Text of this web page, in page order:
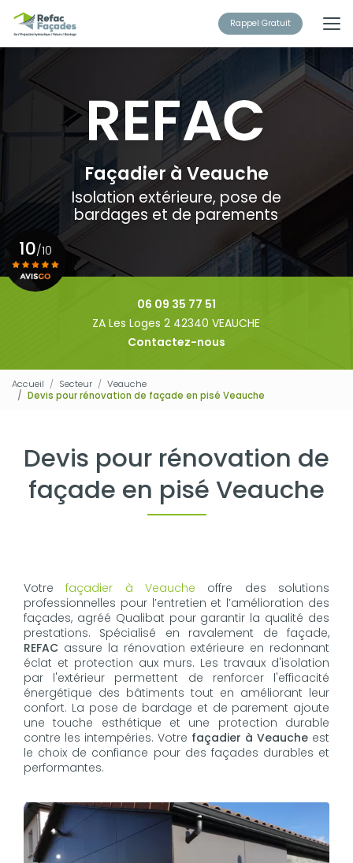
au
contenu
principal
Rappel Gratuit
Façadier à Veauche
Isolation extérieure, pose de
bardages et de parements
06 09 35 77 51
ZA Les Loges 2 42340 VEAUCHE
Contactez-nous
10/10
Accueil Secteur
Veauche
Devis pour rénovation de façade en pisé Veauche
Devis pour rénovation de
façade en pisé Veauche
Votre façadier à Veauche offre des solutions
professionnelles pour l’entretien et l’amélioration des
façades, agréé Qualibat pour garantir la qualité des
prestations. Spécialisé en ravalement de façade,
REFAC assure la rénovation extérieure en redonnant
éclat et protection aux murs. Les travaux d'isolation
par l'extérieur permettent de renforcer l'efficacité
énergétique des bâtiments tout en améliorant leur
confort. La pose de bardage et de parement ajoute
une touche esthétique et une protection durable
contre les intempéries. Votre façadier à Veauche est
le choix de confiance pour des façades durables et
performantes.